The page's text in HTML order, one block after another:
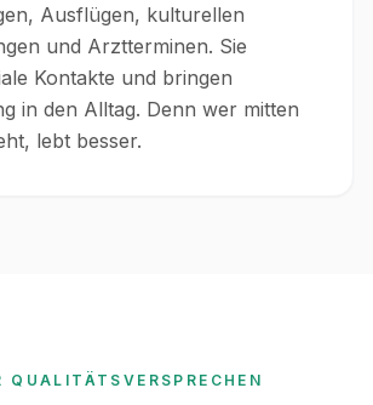
Ausflügen, kulturellen
und Arztterminen. Sie
Kontakte und bringen
in den Alltag. Denn wer mitten
lebt besser.
QUALITÄTSVERSPRECHEN